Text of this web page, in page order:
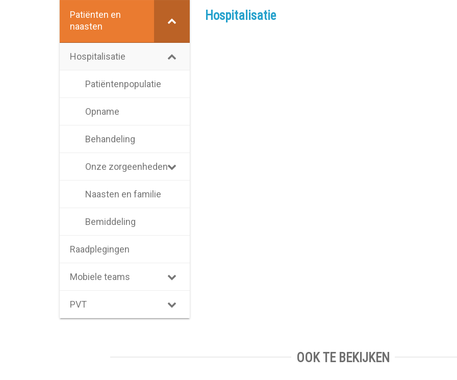
Patiënten en
naasten
Hospitalisatie
Patiëntenpopulatie
Opname
Behandeling
Onze zorgeenheden
Naasten en familie
Bemiddeling
Raadplegingen
Mobiele teams
PVT
Hospitalisatie
OOK TE BEKIJKEN